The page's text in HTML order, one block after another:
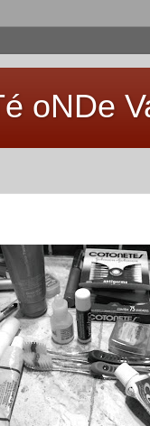
oNDe